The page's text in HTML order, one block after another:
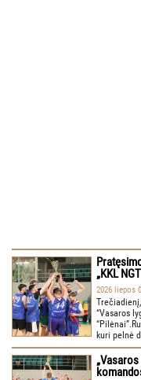
„KKL
2026 liepos
“Vasaros
kuri pelnė
„Vasaros